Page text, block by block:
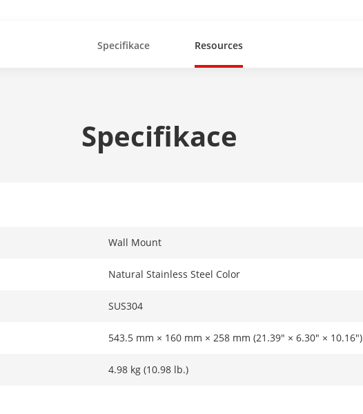
Specifikace Resources
Specifikace
Wall Mount
Natural Stainless Steel Color
SUS304
543.5 mm × 160 mm × 258 mm (21.39" × 6.30" × 10.16")
4.98 kg (10.98 lb.)